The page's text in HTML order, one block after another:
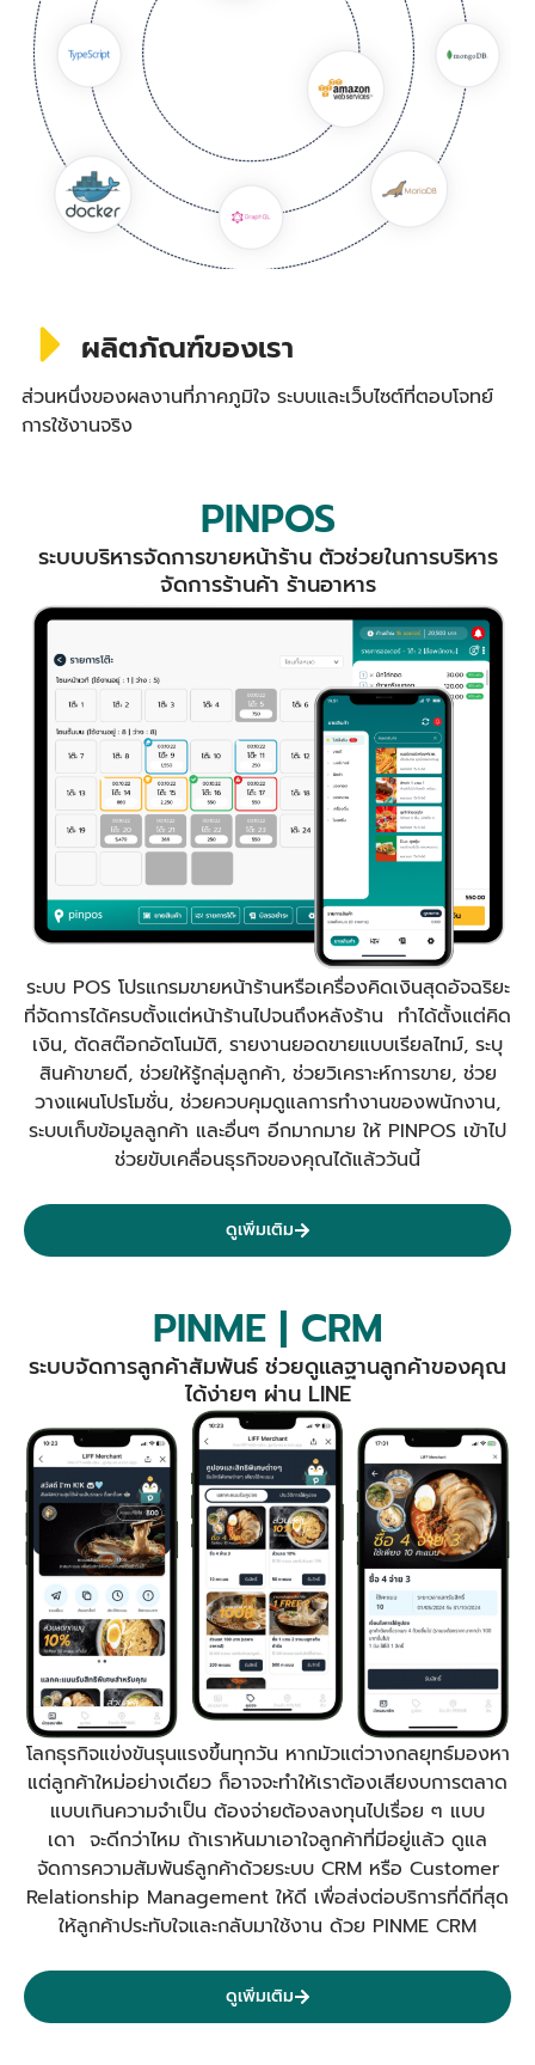
ผลิตภัณฑ์ของเรา
ส่วนหนึ่งของผลงานที่ภาคภูมิใจ ระบบและเว็บไซต์ที่ตอบโจทย์
การใช้งานจริง
PINPOS
ระบบบริหารจัดการขายหน้าร้าน ตัวช่วยในการบริหาร
จัดการร้านค้า ร้านอาหาร
ระบบ POS โปรแกรมขายหน้าร้านหรือเครื่องคิดเงินสุดอัจฉริยะ
ที่จัดการได้ครบตั้งแต่หน้าร้านไปจนถึงหลังร้าน ทำได้ตั้งแต่คิด
เงิน, ตัดสต๊อกอัตโนมัติ, รายงานยอดขายแบบเรียลไทม์, ระบุ
สินค้าขายดี, ช่วยให้รู้กลุ่มลูกค้า, ช่วยวิเคราะห์การขาย, ช่วย
วางแผนโปรโมชั่น, ช่วยควบคุมดูแลการทำงานของพนักงาน,
ระบบเก็บข้อมูลลูกค้า และอื่นๆ อีกมากมาย ให้ PINPOS เข้าไป
ช่วยขับเคลื่อนธุรกิจของคุณได้แล้ววันนี้
ดูเพิ่มเติม
PINME | CRM
ระบบจัดการลูกค้าสัมพันธ์ ช่วยดูแลฐานลูกค้าของคุณ
ได้ง่ายๆ ผ่าน LINE
โลกธุรกิจแข่งขันรุนแรงขึ้นทุกวัน หากมัวแต่วางกลยุทธ์มองหา
แต่ลูกค้าใหม่อย่างเดียว ก็อาจจะทำให้เราต้องเสียงบการตลาด
แบบเกินความจำเป็น ต้องจ่ายต้องลงทุนไปเรื่อย ๆ แบบ
เดา จะดีกว่าไหม ถ้าเราหันมาเอาใจลูกค้าที่มีอยู่แล้ว ดูแล
จัดการความสัมพันธ์ลูกค้าด้วยระบบ CRM หรือ Customer
Relationship Management ให้ดี เพื่อส่งต่อบริการที่ดีที่สุด
ให้ลูกค้าประทับใจและกลับมาใช้งาน ด้วย PINME CRM
ดูเพิ่มเติม